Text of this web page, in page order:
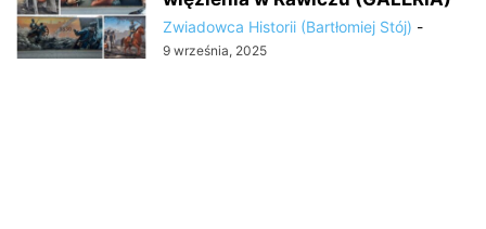
Zwiadowca Historii (Bartłomiej Stój) -
9 września, 2025